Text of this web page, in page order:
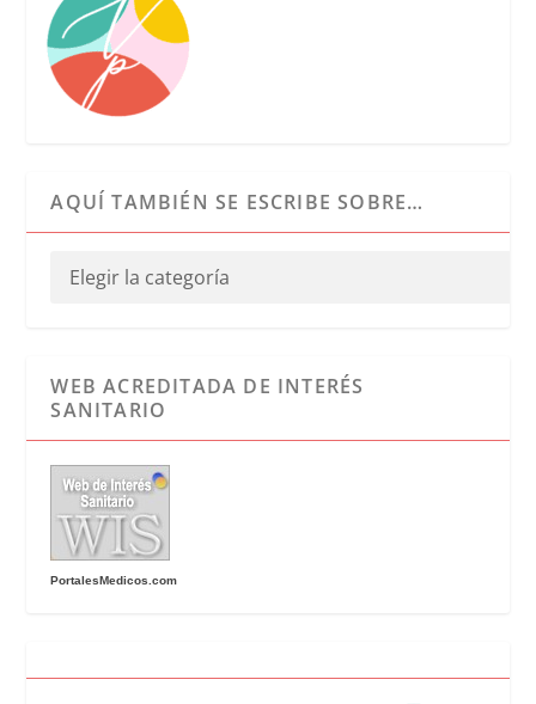
AQUÍ TAMBIÉN SE ESCRIBE SOBRE…
WEB ACREDITADA DE INTERÉS
SANITARIO
PortalesMedicos.com